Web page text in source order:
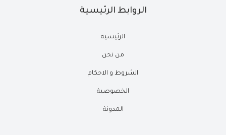
الروابط الرئيسية
الرئيسية
من نحن
الشروط و الاحكام
الخصوصية
المدونة